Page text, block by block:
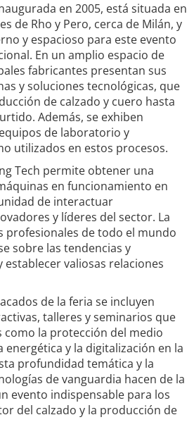
en 2005, está situada en
de Rho y Pero, cerca de Milán, y
y espacioso para este evento
En un amplio espacio de
fabricantes presentan sus
y soluciones tecnológicas, que
de calzado y cuero hasta
Además, se exhiben
de laboratorio y
utilizados en estos procesos.
Tech permite obtener una
en funcionamiento en
de interactuar
y líderes del sector. La
profesionales de todo el mundo
sobre las tendencias y
establecer valiosas relaciones
de la feria se incluyen
talleres y seminarios que
la protección del medio
energética y la digitalización en la
profundidad temática y la
de vanguardia hacen de la
evento indispensable para los
del calzado y la producción de